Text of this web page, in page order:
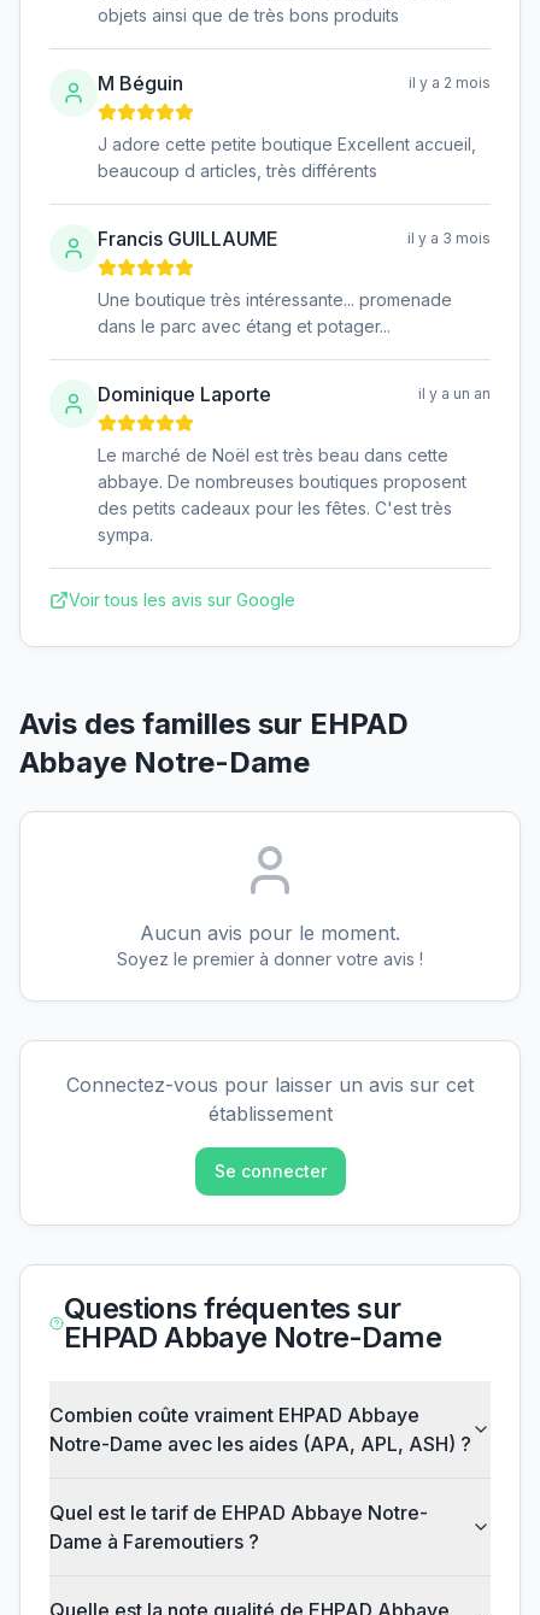
objets ainsi que de très bons produits
M Béguin il y a 2 mois
J adore cette petite boutique Excellent accueil,
beaucoup d articles, très différents
Francis GUILLAUME il y a 3 mois
Une boutique très intéressante... promenade
dans le parc avec étang et potager...
Dominique Laporte il y a un an
Le marché de Noël est très beau dans cette
abbaye. De nombreuses boutiques proposent
des petits cadeaux pour les fêtes. C'est très
sympa.
Voir tous les avis sur Google
Avis des familles sur EHPAD
Abbaye Notre-Dame
Aucun avis pour le moment.
Soyez le premier à donner votre avis !
Connectez-vous pour laisser un avis sur cet
établissement
Se connecter
Questions fréquentes sur
EHPAD Abbaye Notre-Dame
Combien coûte vraiment EHPAD Abbaye
Notre-Dame avec les aides (APA, APL, ASH) ?
Quel est le tarif de EHPAD Abbaye Notre-
Dame à Faremoutiers ?
Quelle est la note qualité de EHPAD Abbaye